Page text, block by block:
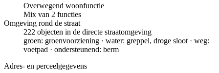
Overwegend woonfunctie
Mix van 2 functies
Omgeving rond de straat
222 objecten in de directe straatomgeving
groen: groenvoorziening · water: greppel, droge sloot · weg:
voetpad · ondersteunend: berm
Adres- en perceelgegevens